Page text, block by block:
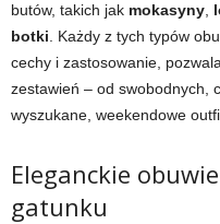
butów, takich jak mokasyny
botki . Każdy z tych typów
cechy i zastosowanie,
zestawień – od swobodnych,
wyszukane, weekendowe
Eleganckie
gatunku